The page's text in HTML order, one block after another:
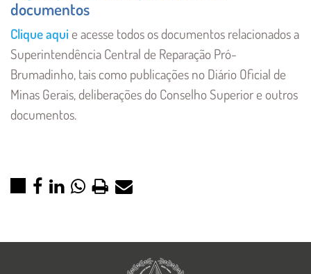
documentos
Clique aqui e acesse todos os documentos relacionados a
Superintendência Central de Reparação Pró-
Brumadinho, tais como publicações no Diário Oficial de
Minas Gerais, deliberações do Conselho Superior e outros
documentos.